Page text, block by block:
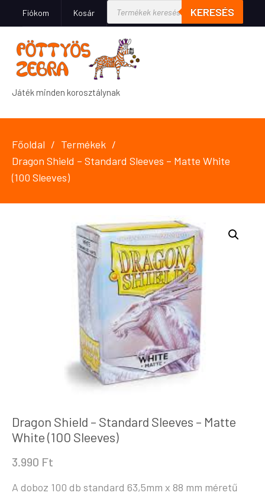
Fiókom Kosár KERESÉS
Játék minden korosztálynak
Főoldal
Termékek
Dragon Shield – Standard Sleeves – Matte White
(100 Sleeves)
Dragon Shield – Standard Sleeves – Matte
White (100 Sleeves)
3.990 Ft
A doboz 100 db standard 63,5mm x 88 mm méretű